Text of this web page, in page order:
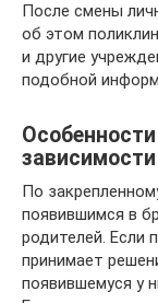
После смены
об этом
и другие
подобной
По
появившимся в
родителей. Если
принимает
появившемуся у